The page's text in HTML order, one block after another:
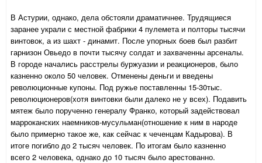
В Астурии, однако, дела обстояли драматичнее. Трудящиеся
заранее украли с местной фабрики 4 пулемета и полторы тысячи
винтовок, а из шахт - динамит. После упорных боев был разбит
гарнизон Овьедо в почти тысячу солдат и захваченны арсеналы.
В городе начались расстрелы буржуазии и реакционеров, было
казненно около 50 человек. Отменены деньги и введены
революционные купоны. Под ружье поставленны 15-30тыс.
революционеров(хотя винтовки были далеко не у всех). Подавить
мятеж было порученно генералу Франко, который задействовал
марроканских наемников-мусульман(отношение к ним в народе
было примерно такое же, как сейчас к чеченцам Кадырова). В
итоге погибло до 2 тысяч человек. По итогам было казненно
всего 2 человека, однако до 10 тысяч было арестованно.